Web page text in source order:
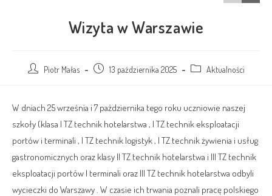
Wizyta w Warszawie
Piotr Małas 13 października 2025 Aktualności
W dniach 25 września i 7 października tego roku uczniowie naszej
szkoły (klasa I TZ technik hotelarstwa , I TZ technik eksploatacji
portów i terminali , I TZ technik logistyk , I TZ technik żywienia i usług
gastronomicznych oraz klasy II TZ technik hotelarstwa i III TZ technik
eksploatacji portów I terminali oraz III TZ technik hotelarstwa odbyli
wycieczki do Warszawy . W czasie ich trwania poznali pracę polskiego